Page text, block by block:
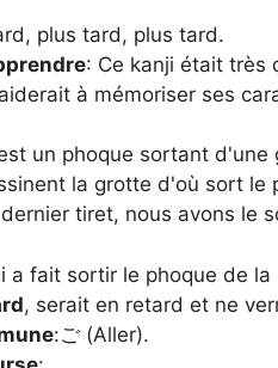
plus tard, plus tard.
: Ce kanji était très
à mémoriser ses
un phoque sortant
la grotte d'où sort le
tiret, nous avons le
a fait sortir le phoque de
, serait en retard et ne
:ご (Aller).